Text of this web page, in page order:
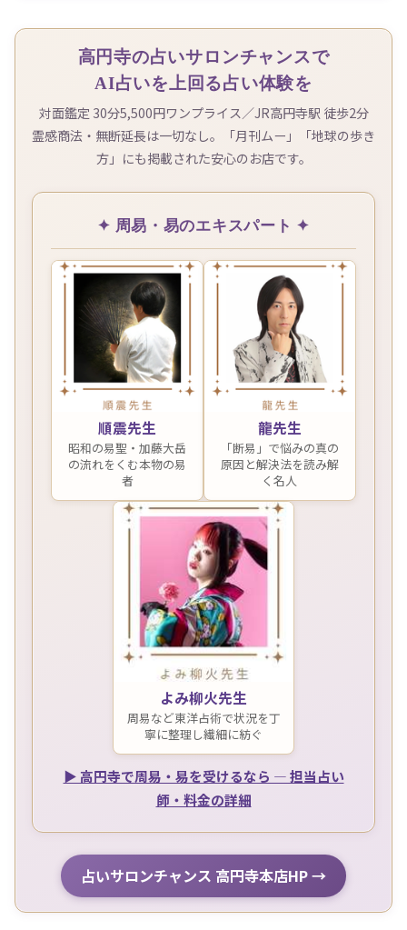
高円寺の占いサロンチャンスで
AI占いを上回る占い体験を
対面鑑定 30分5,500円ワンプライス／JR高円寺駅 徒歩2分
霊感商法・無断延長は一切なし。「月刊ムー」「地球の歩き
方」にも掲載された安心のお店です。
✦ 周易・易のエキスパート ✦
順震先生
昭和の易聖・加藤大岳
の流れをくむ本物の易
者
龍先生
「断易」で悩みの真の
原因と解決法を読み解
く名人
よみ柳火先生
周易など東洋占術で状況を丁
寧に整理し繊細に紡ぐ
▶ 高円寺で周易・易を受けるなら — 担当占い
師・料金の詳細
占いサロンチャンス 高円寺本店HP →